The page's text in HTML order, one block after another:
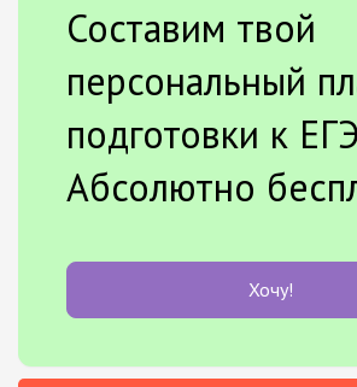
Составим твой
персональный
подготовки к
Абсолютно
Хочу!